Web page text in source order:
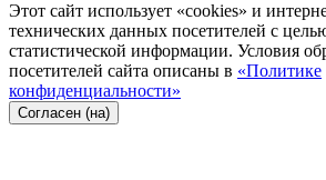
Этот сайт использует «cookies» и
технических данных посетителей с
статистической информации. Условия
посетителей сайта описаны в «Политике
конфиденциальности»
Согласен (на)